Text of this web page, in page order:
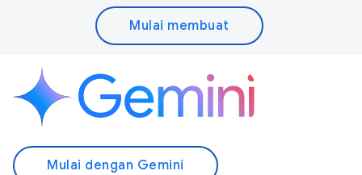
Mulai membuat
Mulai dengan Gemini